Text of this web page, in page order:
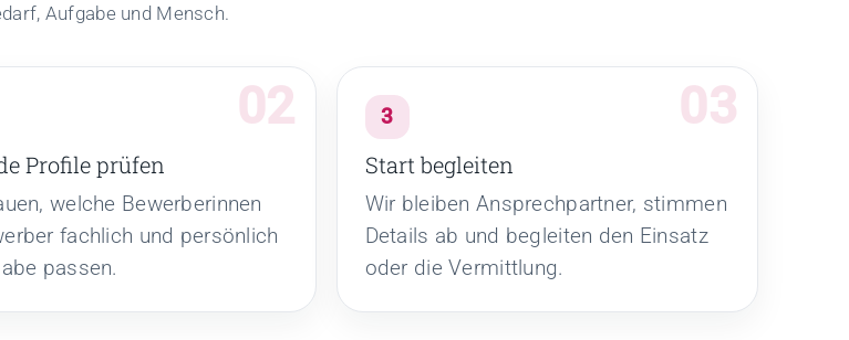
Aufgabe und Mensch.
Profile prüfen
welche Bewerberinnen
fachlich und persönlich
passen.
3
Start begleiten
Wir bleiben Ansprechpartner, stimmen
Details ab und begleiten den Einsatz
oder die Vermittlung.